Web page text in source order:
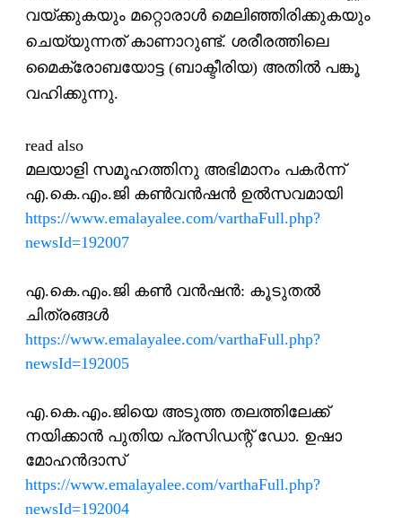
വയ്ക്കുകയും മറ്റൊരാള്‍ മെലിഞ്ഞിരിക്കുകയും
ചെയ്യുന്നത് കാണാറുണ്ട്. ശരീരത്തിലെ
മൈക്രോബയോട്ട (ബാക്ടീരിയ) അതില്‍ പങ്കൂ
വഹിക്കുന്നു.
read also
മലയാളി സമൂഹത്തിനു അഭിമാനം പകര്‍ന്ന്
എ.കെ.എം.ജി കണ്‍വന്‍ഷന്‍ ഉല്‍സവമായി
https://www.emalayalee.com/varthaFull.php?
newsId=192007
എ.കെ.എം.ജി കണ്‍ വന്‍ഷന്‍: കൂടുതല്‍
ചിത്രങ്ങള്‍
https://www.emalayalee.com/varthaFull.php?
newsId=192005
എ.കെ.എം.ജിയെ അടുത്ത തലത്തിലേക്ക്
നയിക്കാന്‍ പുതിയ പ്രസിഡന്റ് ഡോ. ഉഷാ
മോഹന്‍ദാസ്
https://www.emalayalee.com/varthaFull.php?
newsId=192004